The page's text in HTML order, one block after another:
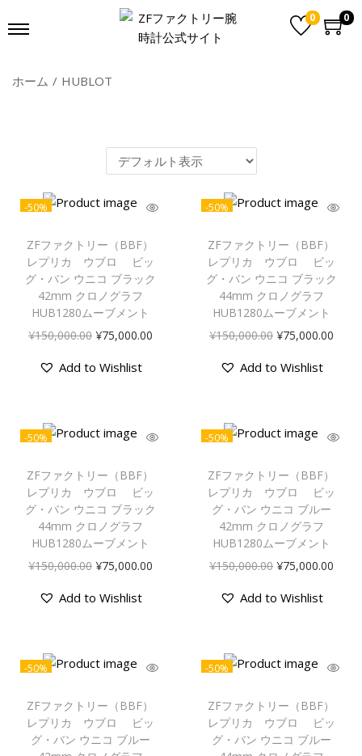
0 0
ホーム / HUBLOT
-50%
ZFファクトリー（BBF）
レプリカ ウブロ ビッ
グ・バン ウニコ ブラック
42mm クロノグラフ
HUB1280ムーブメント
¥150,000.00 ¥75,000.00
Add to Wishlist
-50%
ZFファクトリー（BBF）
レプリカ ウブロ ビッ
グ・バン ウニコ ブラック
44mm クロノグラフ
HUB1280ムーブメント
¥150,000.00 ¥75,000.00
Add to Wishlist
-50%
ZFファクトリー（BBF）
レプリカ ウブロ ビッ
グ・バン ウニコ ブラック
44mm クロノグラフ
HUB1280ムーブメント
¥150,000.00 ¥75,000.00
Add to Wishlist
-50%
ZFファクトリー（BBF）
レプリカ ウブロ ビッ
グ・バン ウニコ ブルー
42mm クロノグラフ
HUB1280ムーブメント
¥150,000.00 ¥75,000.00
Add to Wishlist
-50%
ZFファクトリー（BBF）
レプリカ ウブロ ビッ
グ・バン ウニコ ブルー
-50%
ZFファクトリー（BBF）
レプリカ ウブロ ビッ
グ・バン ウニコ ブルー